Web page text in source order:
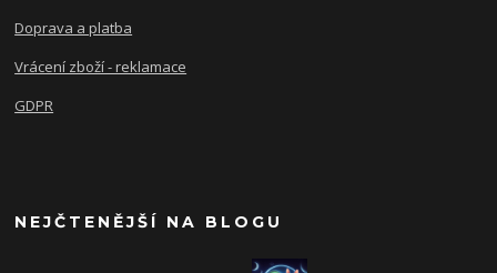
Doprava a platba
Vrácení zboží - reklamace
GDPR
NEJČTENĚJŠÍ NA BLOGU